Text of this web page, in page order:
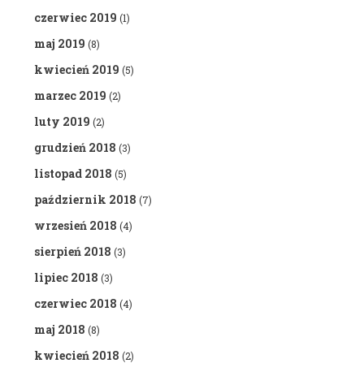
czerwiec 2019 (1)
maj 2019 (8)
kwiecień 2019 (5)
marzec 2019 (2)
luty 2019 (2)
grudzień 2018 (3)
listopad 2018 (5)
październik 2018 (7)
wrzesień 2018 (4)
sierpień 2018 (3)
lipiec 2018 (3)
czerwiec 2018 (4)
maj 2018 (8)
kwiecień 2018 (2)